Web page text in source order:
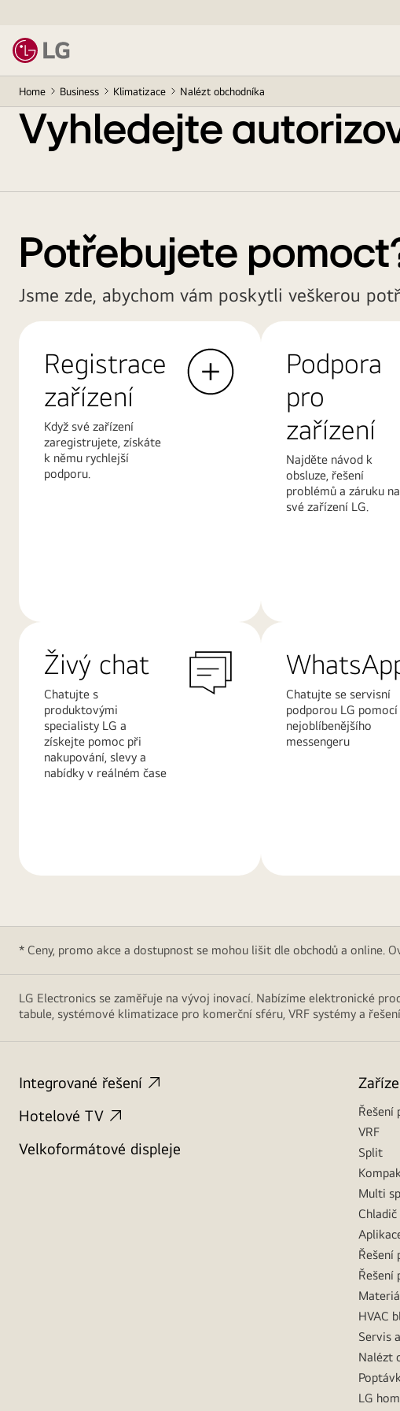
Home Business Klimatizace Nalézt obchodníka
Vyhledejte
Potřebujete
Jsme zde, abychom vám poskytli veškerou
Registrace
zařízení
Když své zařízení
zaregistrujete, získáte
k němu rychlejší
podporu.
Podpora
pro
zařízení
Najděte návod k
obsluze, řešení
problémů a záruku na
své zařízení LG.
Živý chat
Chatujte s
produktovými
specialisty LG a
získejte pomoc při
nakupování, slevy a
nabídky v reálném čase
Chatujte se servisní
podporou LG pomocí
nejoblíbenějšího
messengeru
* Ceny, promo akce a dostupnost se mohou lišit dle obchodů a online.
LG Electronics se zaměřuje na vývoj inovací. Nabízíme elektronické
tabule, systémové klimatizace pro komerční sféru, VRF systémy a
Integrované řešení
Hotelové TV
Velkoformátové displeje
Řešení
VRF
Split
Multi
Řešení
Řešení
HVAC
Servis
Nalézt
LG